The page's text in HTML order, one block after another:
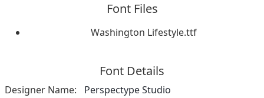
Font Files
Washington Lifestyle.ttf
Font Details
Designer Name:
Perspectype Studio